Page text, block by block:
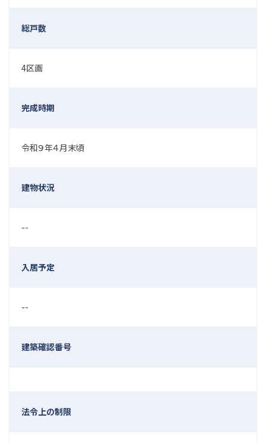
総戸数
4区画
完成時期
令和９年４月末頃
建物状況
--
入居予定
--
建築確認番号
法令上の制限